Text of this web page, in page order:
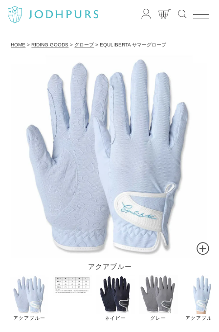
HOME RIDING GOODS グローブ EQULIBERTA サマーグローブ
アクアブルー
アクアブルー ネイビー グレー アクアブルー